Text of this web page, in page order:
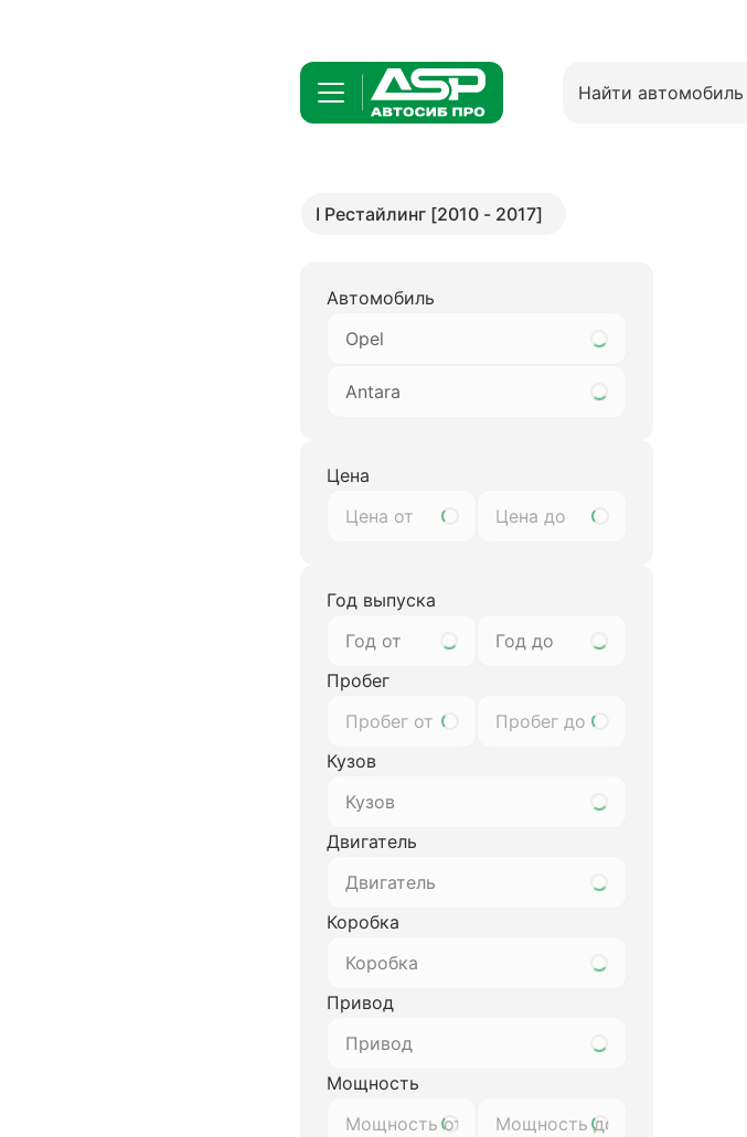
I Рестайлинг [2010 - 2017]
Автомобиль
Opel
Antara
Цена
Год выпуска
Год от
Год до
Пробег
Кузов
Кузов
Двигатель
Двигатель
Коробка
Коробка
Привод
Привод
Мощность